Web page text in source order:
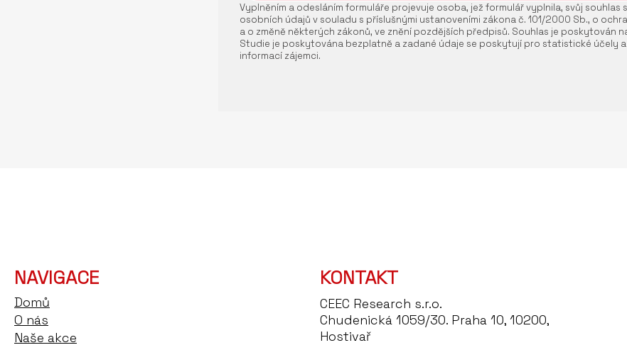
Vyplněním a odesláním formuláře projevuje osoba, jež formulář vyplnila, svůj souhlas
osobních údajů v souladu s příslušnými ustanoveními zákona č. 101/2000 Sb., o
a o změně některých zákonů, ve znění pozdějších předpisů. Souhlas je poskytován
Studie je poskytována bezplatně a zadané údaje se poskytují pro statistické účely
informací zájemci.
NAVIGACE
Domů
O nás
Naše akce
KONTAKT
CEEC Research s.r.o.
Chudenická 1059/30. Praha 10, 10200,
Hostivař